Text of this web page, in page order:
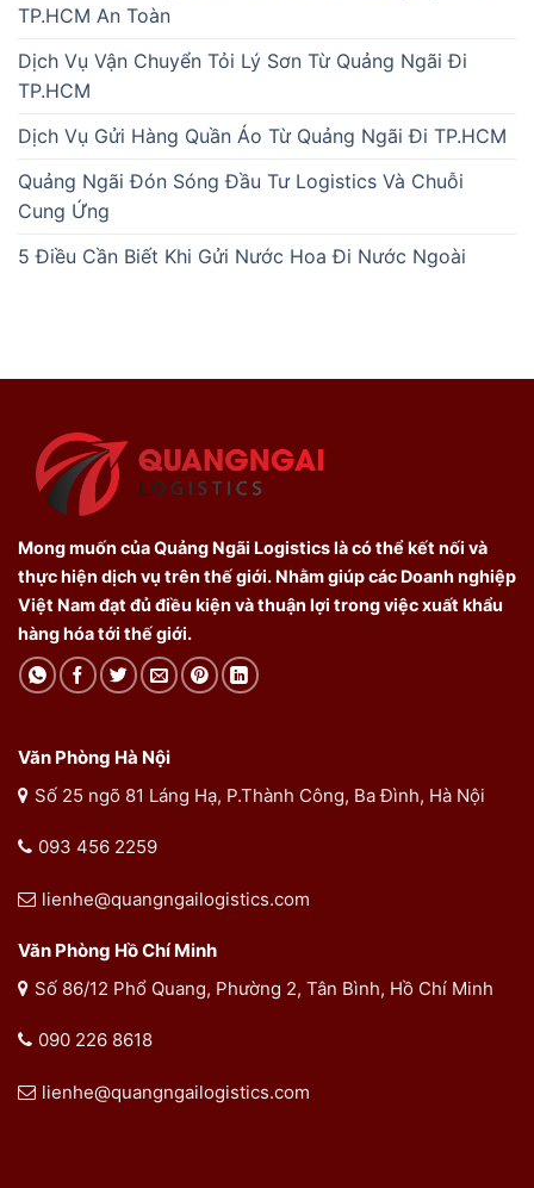
TP.HCM An Toàn
Dịch Vụ Vận Chuyển Tỏi Lý Sơn Từ Quảng Ngãi Đi
TP.HCM
Dịch Vụ Gửi Hàng Quần Áo Từ Quảng Ngãi Đi TP.HCM
Quảng Ngãi Đón Sóng Đầu Tư Logistics Và Chuỗi
Cung Ứng
5 Điều Cần Biết Khi Gửi Nước Hoa Đi Nước Ngoài
Mong muốn của Quảng Ngãi Logistics là có thể kết nối và
thực hiện dịch vụ trên thế giới. Nhằm giúp các Doanh nghiệp
Việt Nam đạt đủ điều kiện và thuận lợi trong việc xuất khẩu
hàng hóa tới thế giới.
Văn Phòng Hà Nội
Số 25 ngõ 81 Láng Hạ, P.Thành Công, Ba Đình, Hà Nội
093 456 2259
lienhe@quangngailogistics.com
Văn Phòng Hồ Chí Minh
Số 86/12 Phổ Quang, Phường 2, Tân Bình, Hồ Chí Minh
090 226 8618
lienhe@quangngailogistics.com